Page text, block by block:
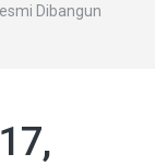
Dibangun